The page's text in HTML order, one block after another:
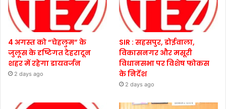
4 अगस्त को “चेहलुम” के
जुलूस के दृष्टिगत देहरादून
शहर में रहेगा डायवर्जन
2 days ago
SIR : सहसपुर, डोईवाला,
विकासनगर और मसूरी
विधानसभा पर विशेष फोकस
के निर्देश
2 days ago